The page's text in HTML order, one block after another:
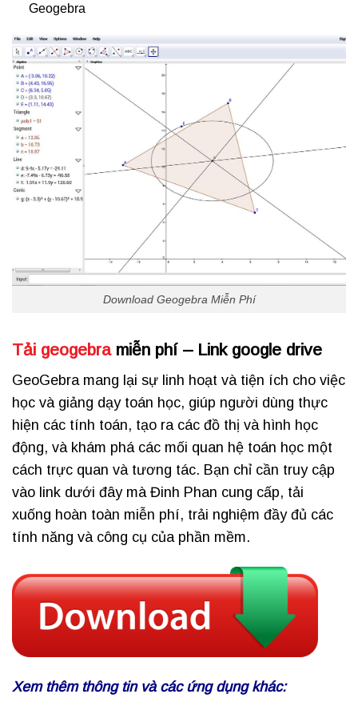
Geogebra
Download Geogebra Miễn Phí
Tải geogebramiễn phí – Link google drive
GeoGebra mang lại sự linh hoạt và tiện ích cho việc
học và giảng dạy toán học, giúp người dùng thực
hiện các tính toán, tạo ra các đồ thị và hình học
động, và khám phá các mối quan hệ toán học một
cách trực quan và tương tác. Bạn chỉ cần truy cập
vào link dưới đây mà Đinh Phan cung cấp, tải
xuống hoàn toàn miễn phí, trải nghiệm đầy đủ các
tính năng và công cụ của phần mềm.
Xem thêm thông tin và các ứng dụng khác: